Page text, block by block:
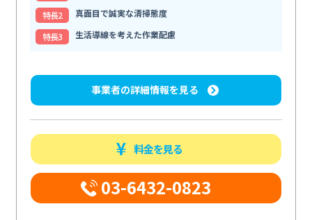
特⻑2
真面目で誠実な清掃態度
特⻑3
生活導線を考えた作業配慮
事業者の詳細情報を見る
料金を見る
03-6432-0823